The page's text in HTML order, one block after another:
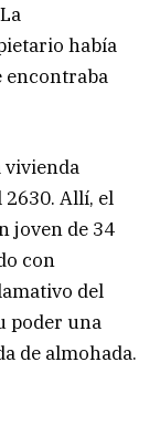
había
encontraba
2630. Allí, el
joven de 34
con
del
poder una
de almohada.